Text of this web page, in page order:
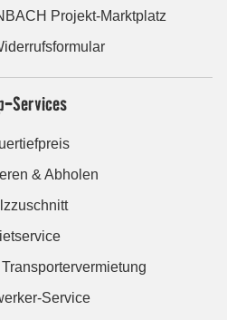
Projekt-Marktplatz
Services
& Abholen
Service